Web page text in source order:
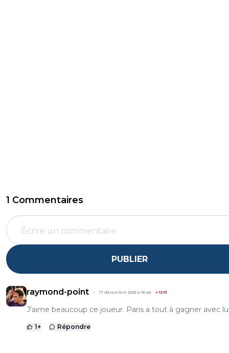
1 Commentaires
PUBLIER
raymond-point 17 décembre 2025 à 16:46 +1391
J'aime beaucoup ce joueur. Paris a tout à gagner avec
1+ Répondre